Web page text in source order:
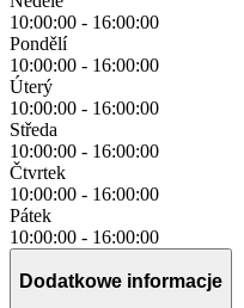
10:00:00 - 16:00:00
Pondělí
10:00:00 - 16:00:00
Úterý
10:00:00 - 16:00:00
Středa
10:00:00 - 16:00:00
Čtvrtek
10:00:00 - 16:00:00
Pátek
10:00:00 - 16:00:00
Dodatkowe informacje